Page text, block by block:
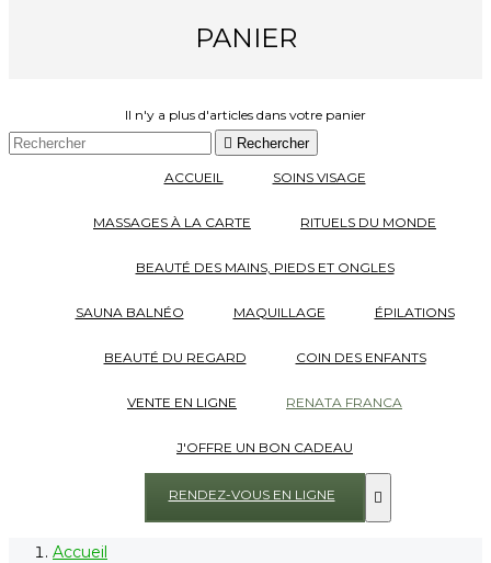
PANIER
Il n'y a plus d'articles dans votre panier
 Rechercher
ACCUEIL SOINS VISAGE
MASSAGES À LA CARTE RITUELS DU MONDE
BEAUTÉ DES MAINS, PIEDS ET ONGLES
SAUNA BALNÉO MAQUILLAGE ÉPILATIONS
BEAUTÉ DU REGARD COIN DES ENFANTS
VENTE EN LIGNE RENATA FRANCA
J'OFFRE UN BON CADEAU
RENDEZ-VOUS EN LIGNE 
Accueil